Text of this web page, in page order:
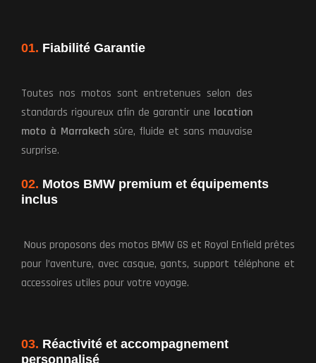
01. Fiabilité Garantie
Toutes nos motos sont entretenues selon des
standards rigoureux afin de garantir une location
moto à Marrakechsûre, fluide et sans mauvaise
surprise.
02. Motos BMW premium et équipements
inclus
Nous proposons des motos BMW GS et Royal Enfield prêtes
pour l’aventure, avec casque, gants, support téléphone et
accessoires utiles pour votre voyage.
03. Réactivité et accompagnement
personnalisé